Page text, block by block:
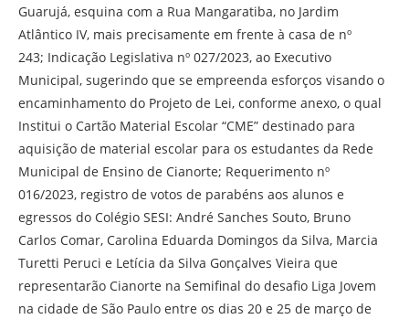
Guarujá, esquina com a Rua Mangaratiba, no Jardim
Atlântico IV, mais precisamente em frente à casa de nº
243; Indicação Legislativa nº 027/2023, ao Executivo
Municipal, sugerindo que se empreenda esforços visando o
encaminhamento do Projeto de Lei, conforme anexo, o qual
Institui o Cartão Material Escolar “CME” destinado para
aquisição de material escolar para os estudantes da Rede
Municipal de Ensino de Cianorte; Requerimento nº
016/2023, registro de votos de parabéns aos alunos e
egressos do Colégio SESI: André Sanches Souto, Bruno
Carlos Comar, Carolina Eduarda Domingos da Silva, Marcia
Turetti Peruci e Letícia da Silva Gonçalves Vieira que
representarão Cianorte na Semifinal do desafio Liga Jovem
na cidade de São Paulo entre os dias 20 e 25 de março de